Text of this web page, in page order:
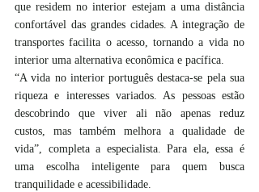
que residem no interior estejam a uma distância
confortável das grandes cidades. A integração de
transportes facilita o acesso, tornando a vida no
interior uma alternativa econômica e pacífica.
“A vida no interior português destaca-se pela sua
riqueza e interesses variados. As pessoas estão
descobrindo que viver ali não apenas reduz
custos, mas também melhora a qualidade de
vida”, completa a especialista. Para ela, essa é
uma escolha inteligente para quem busca
tranquilidade e acessibilidade.